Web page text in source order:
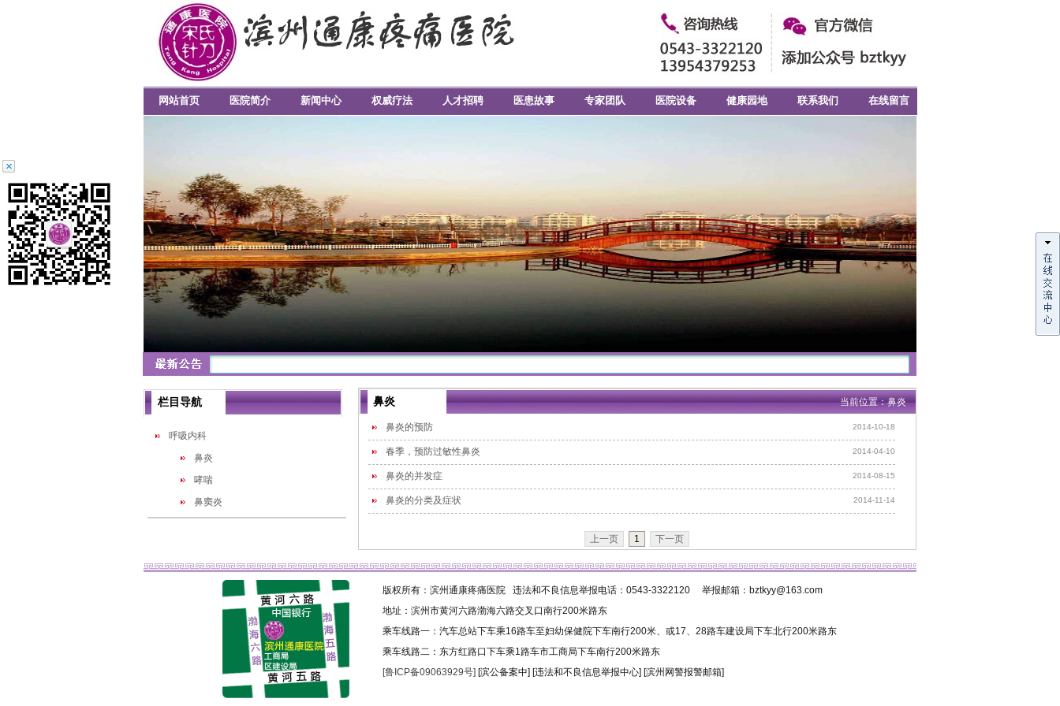
网站首页 医院简介 新闻中心 权威疗法 人才招聘 医患故事 专家团队 医院设备 健康园地 联系我们 在线留言
栏目导航
呼吸内科
鼻炎
哮喘
鼻窦炎
当前位置：鼻炎
鼻炎
2014-10-18
鼻炎的预防
2014-04-10
春季，预防过敏性鼻炎
2014-08-15
鼻炎的并发症
2014-11-14
鼻炎的分类及症状
上一页 1 下一页
版权所有：滨州通康疼痛医院 违法和不良信息举报电话：0543-3322120 举报邮箱：bztkyy@163.com
地址：滨州市黄河六路渤海六路交叉口南行200米路东
乘车线路一：汽车总站下车乘16路车至妇幼保健院下车南行200米、或17、28路车建设局下车北行200米路东
乘车线路二：东方红路口下车乘1路车市工商局下车南行200米路东
[鲁ICP备09063929号] [滨公备案中] [违法和不良信息举报中心] [滨州网警报警邮箱]